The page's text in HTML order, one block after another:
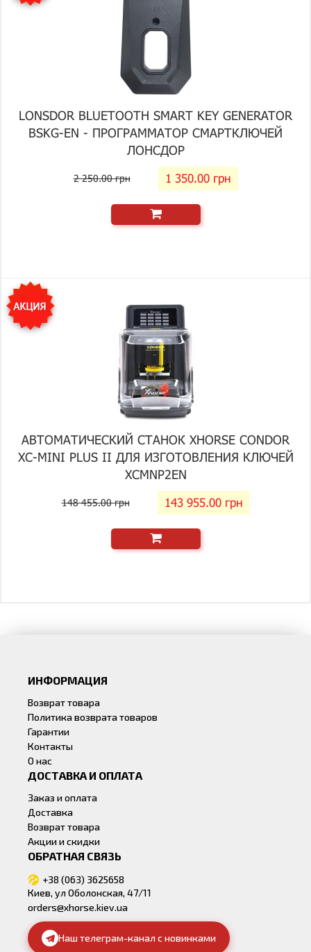
LONSDOR BLUETOOTH SMART KEY GENERATOR
BSKG-EN - ПРОГРАММАТОР СМАРТКЛЮЧЕЙ
ЛОНСДОР
2 250.00 грн 1 350.00 грн
АВТОМАТИЧЕСКИЙ СТАНОК XHORSE CONDOR
XC-MINI PLUS II ДЛЯ ИЗГОТОВЛЕНИЯ КЛЮЧЕЙ
XCMNP2EN
148 455.00 грн 143 955.00 грн
ИНФОРМАЦИЯ
Возврат товара
Политика возврата товаров
Гарантии
Контакты
О нас
ДОСТАВКА И ОПЛАТА
Заказ и оплата
Доставка
Возврат товара
Акции и скидки
ОБРАТНАЯ СВЯЗЬ
+38 (063) 3625658
Киев, ул Оболонская, 47/11
orders@xhorse.kiev.ua
Наш телеграм-канал с новинками